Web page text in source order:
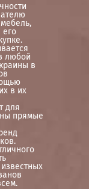
его
любой
в
в их
для
прямые